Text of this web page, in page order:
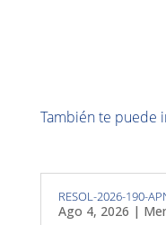
También te puede
RESOL-2026-190-
Ago 4, 2026 |